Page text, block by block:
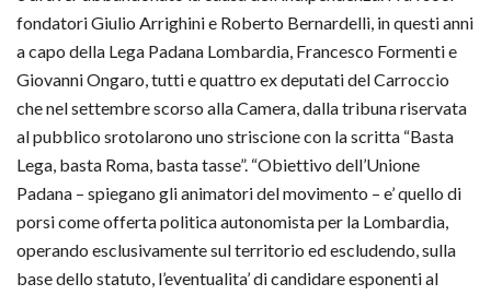
fondatori Giulio Arrighini e Roberto Bernardelli, in questi anni
a capo della Lega Padana Lombardia, Francesco Formenti e
Giovanni Ongaro, tutti e quattro ex deputati del Carroccio
che nel settembre scorso alla Camera, dalla tribuna riservata
al pubblico srotolarono uno striscione con la scritta “Basta
Lega, basta Roma, basta tasse”. “Obiettivo dell’Unione
Padana – spiegano gli animatori del movimento – e’ quello di
porsi come offerta politica autonomista per la Lombardia,
operando esclusivamente sul territorio ed escludendo, sulla
base dello statuto, l’eventualita’ di candidare esponenti al